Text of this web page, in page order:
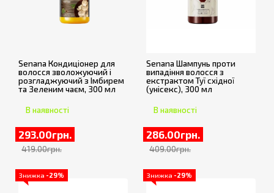
Senana Кондиціонер для
волосся зволожуючий і
розгладжуючий з Імбирем
та Зеленим чаєм, 300 мл
В наявності
293.00грн.
419.00грн.
Senana Шампунь проти
випадіння волосся з
екстрактом Туї східної
(унісекс), 300 мл
В наявності
286.00грн.
409.00грн.
Знижка -29% Знижка -29%